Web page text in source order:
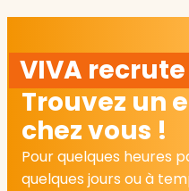
VIVA recrute
Trouvez un
chez vous !
Pour quelques heures
quelques jours ou à